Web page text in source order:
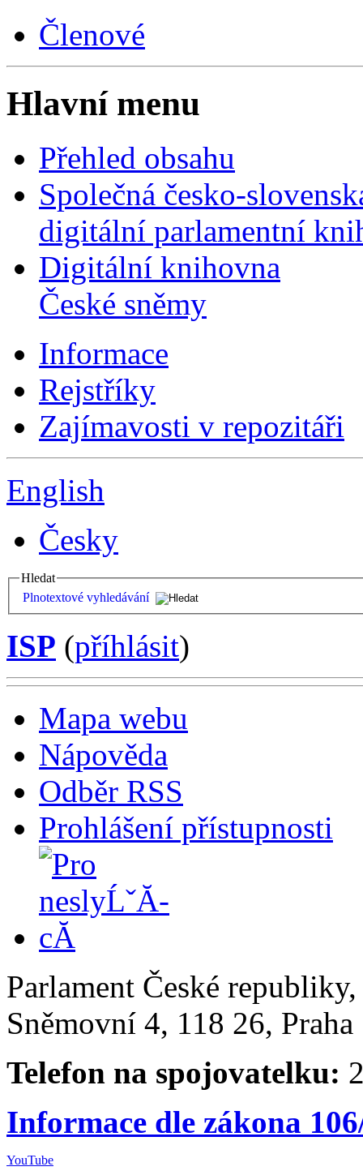
Členové
Hlavní menu
Přehled obsahu
Společná česko-
digitální parlamentní
Digitální knihovna
České sněmy
Informace
Rejstříky
Zajímavosti v repozitáři
English
Česky
Hledat
Plnotextové vyhledávání
ISP (příhlásit)
Mapa webu
Nápověda
Odběr RSS
Prohlášení přístupnosti
Parlament České
Sněmovní 4, 118 26,
Telefon na spojovatelku:
Informace dle zákona
YouTube